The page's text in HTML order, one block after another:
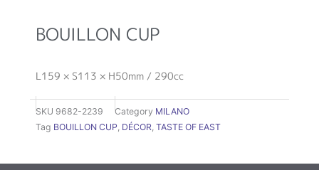
BOUILLON CUP
L159 × S113 × H50mm / 290cc
SKU 9682-2239 Category MILANO
Tag BOUILLON CUP DÉCOR TASTE OF EAST